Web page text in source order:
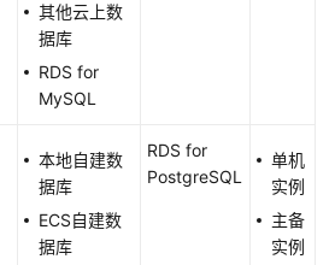
其他云上数
据库
RDS for
MySQL
本地自建数
据库
ECS自建数
据库
RDS for
PostgreSQL
单机
实例
主备
实例